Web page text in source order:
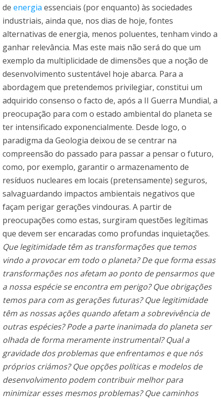
de energia essenciais (por enquanto) às sociedades
industriais, ainda que, nos dias de hoje, fontes
alternativas de energia, menos poluentes, tenham vindo a
ganhar relevância. Mas este mais não será do que um
exemplo da multiplicidade de dimensões que a noção de
desenvolvimento sustentável hoje abarca. Para a
abordagem que pretendemos privilegiar, constitui um
adquirido consenso o facto de, após a II Guerra Mundial, a
preocupação para com o estado ambiental do planeta se
ter intensificado exponencialmente. Desde logo, o
paradigma da Geologia deixou de se centrar na
compreensão do passado para passar a pensar o futuro,
como, por exemplo, garantir o armazenamento de
resíduos nucleares em locais (pretensamente) seguros,
salvaguardando impactos ambientais negativos que
façam perigar gerações vindouras. A partir de
preocupações como estas, surgiram questões legítimas
que devem ser encaradas como profundas inquietações.
Que legitimidade têm as transformações que temos
vindo a provocar em todo o planeta? De que forma essas
transformações nos afetam ao ponto de pensarmos que
a nossa espécie se encontra em perigo? Que obrigações
temos para com as gerações futuras? Que legitimidade
têm as nossas ações quando afetam a sobrevivência de
outras espécies? Pode a parte inanimada do planeta ser
olhada de forma meramente instrumental? Qual a
gravidade dos problemas que enfrentamos e que nós
próprios criámos? Que opções políticas e modelos de
desenvolvimento podem contribuir melhor para
minimizar esses mesmos problemas? Que caminhos